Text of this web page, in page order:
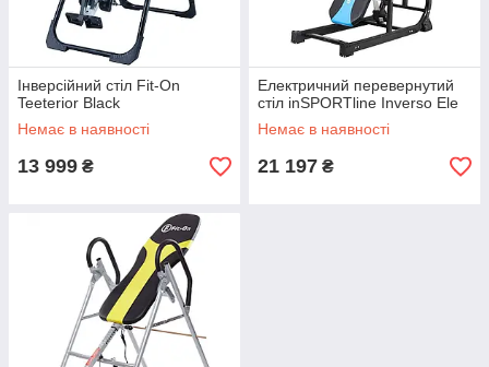
Інверсійний стіл Fit-On
Teeterior Black
Немає в наявності
13 999 ₴
Електричний перевернутий
стіл inSPORTline Inverso Ele
Немає в наявності
21 197 ₴